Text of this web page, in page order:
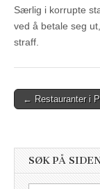
Særlig i korrupte
ved å betale seg
straff.
Post
← Restauranter i
SØK PÅ